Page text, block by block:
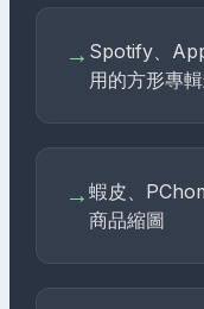
→ Spotify、
用的方形專
→蝦皮、
商品縮圖